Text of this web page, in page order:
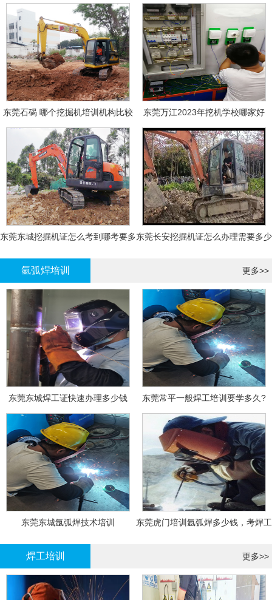
东莞石碣 哪个挖掘机培训机构比较
好?
东莞万江2023年挖机学校哪家好
东莞东城挖掘机证怎么考到哪考要多东莞长安挖掘机证怎么办理需要多少
氩弧焊培训 更多>>
东莞东城焊工证快速办理多少钱 东莞常平一般焊工培训要学多久?
东莞东城氩弧焊技术培训
东莞虎门培训氩弧焊多少钱，考焊工
焊工培训 更多>>